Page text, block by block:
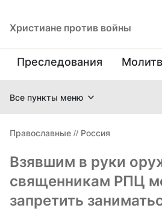
Христиане против войны
Преследования
Все пункты меню
Православные // Россия
Взявшим в руки
священникам РПЦ
запретить